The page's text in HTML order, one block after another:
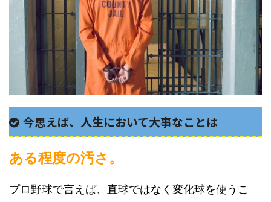
今思えば、人生において大事なことは
ある程度の汚さ。
プロ野球で言えば、直球ではなく変化球を使うこ